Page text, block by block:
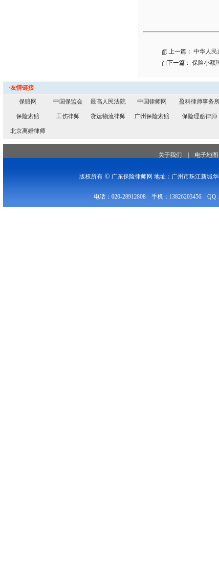
上一篇： 中华人民
下一篇： 保险小额
·友情链接
保赔网
中国保监会 最高人民法院 中国律师网 盈科律师事务
保险索赔 工伤律师 货运物流律师 广州保险索赔 保险理赔律师
北京离婚律师
关于我们 电子地图
版权所有© 广东保险律师网 地址：广州市珠江新城
电话：020-28912808 手机：13826203456